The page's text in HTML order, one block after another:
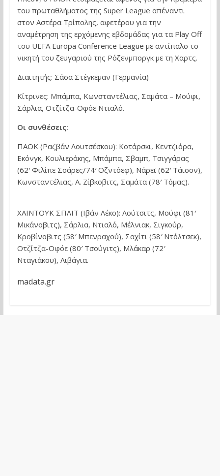
του πρωταθλήματος της Super League απέναντι
στον Αστέρα Τρίπολης, αφετέρου για την
αναμέτρηση της ερχόμενης εβδομάδας για τα Play Off
του UEFA Europa Conference League με αντίπαλο το
νικητή του ζευγαριού της Ρόζενμποργκ με τη Χαρτς.
Διαιτητής: Σάσα Στέγκεμαν (Γερμανία)
Κίτρινες: Μπάμπα, Κωνσταντέλιας, Σαμάτα – Μούφι,
Σάρλια, Οτζίτζα-Οφόε Ντιαλό.
Οι συνθέσεις:
ΠΑΟΚ (Ραζβάν Λουτσέσκου): Κοτάρσκι, Κεντζιόρα,
Εκόνγκ, Κουλιεράκης, Μπάμπα, Σβαμπ, Τσιγγάρας
(62′ Φιλίπε Σοάρες/74′ Οζντόεφ), Νάρεϊ (62′ Τάισον),
Κωνσταντέλιας, Α. Ζίβκοβιτς, Σαμάτα (78′ Τόμας).
ΧΑΪΝΤΟΥΚ ΣΠΛΙΤ (Ιβάν Λέκο): Λούτσιτς, Μούφι (81′
Μικάνοβιτς), Σάρλια, Ντιαλό, Μέλνιακ, Σιγκούρ,
Κροβίνοβιτς (58′ Μπενραχού), Σαχίτι (58′ Ντόλτσεκ),
Οτζίτζα-Οφόε (80′ Τσούγιτς), Μλάκαρ (72′
Νταγιάκου), Λιβάγια.
madata.gr